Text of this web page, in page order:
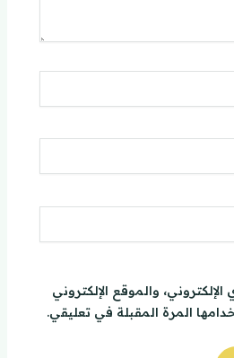
والموقع الإلكتروني
المرة المقبلة في تعليقي.